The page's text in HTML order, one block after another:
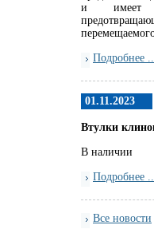
и имеет
Подробнее
01.11.2023
Втулки
В наличии
Подробнее
Все новости